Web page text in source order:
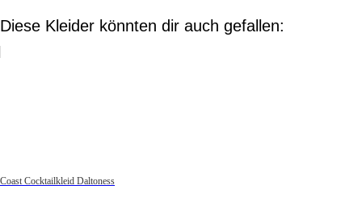
Diese Kleider könnten dir auch gefallen:
Coast Cocktailkleid Daltoness